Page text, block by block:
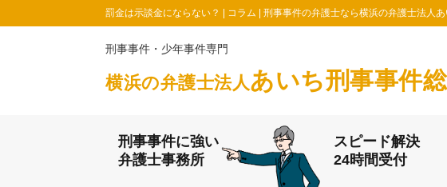
罰金は示談金にならない？ | コラム | 刑事事件の弁護士なら横浜の弁護士法人
刑事事件・少年事件専門
横浜の弁護士法人あいち刑事事件
刑事事件に強い
弁護士事務所
スピード解決
24時間受付